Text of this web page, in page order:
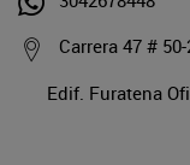
Carrera 47 #
Edif. Furatena